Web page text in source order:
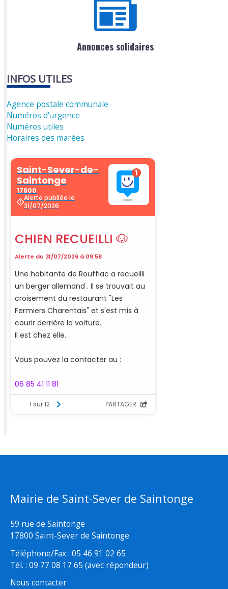
Annonces solidaires
INFOS UTILES
Agence postale communale
Numéros d'urgence
Numéros utiles
Horaires des marées
Mairie de Saint-Sever de Saintonge
59 rue de Saintonge
17800 Saint-Sever de Saintonge
Téléphone/Fax : 05 46 91 02 65
Tél. : 09 77 08 17 65 (avec répondeur)
Nous contacter